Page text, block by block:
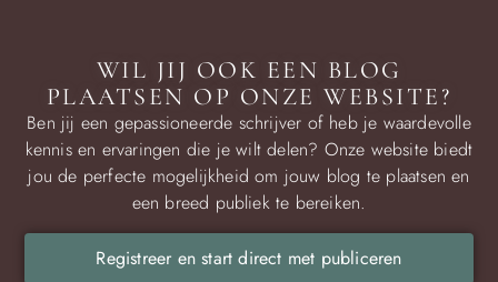
WIL JIJ OOK EEN BLOG
PLAATSEN OP ONZE WEBSITE?
Ben jij een gepassioneerde schrijver of heb je waardevolle
kennis en ervaringen die je wilt delen? Onze website biedt
jou de perfecte mogelijkheid om jouw blog te plaatsen en
een breed publiek te bereiken.
Registreer en start direct met publiceren